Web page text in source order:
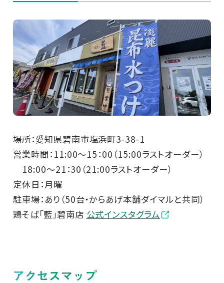
場所：愛知県碧南市塩浜町3-38-1
営業時間：11:00～15：00（15:00ラストオーダー）
18:00～21：30（21:00ラストオーダー）
定休日：月曜
駐車場：あり（50台・からあげ本舗ダイマルと共同）
鶏そば「藍」碧南店 公式インスタグラム
アクセスマップ